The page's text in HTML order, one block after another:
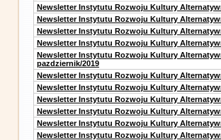
Newsletter Instytutu Rozwoju Kultury
Newsletter Instytutu Rozwoju Kultury
Newsletter Instytutu Rozwoju Kultury
Newsletter Instytutu Rozwoju Kultury
Newsletter Instytutu Rozwoju Kultury
pazdziernik/2019
Newsletter Instytutu Rozwoju Kultury
Newsletter Instytutu Rozwoju Kultury
Newsletter Instytutu Rozwoju Kultury
Newsletter Instytutu Rozwoju Kultury
Newsletter Instytutu Rozwoju Kultury
Newsletter Instytutu Rozwoju Kultury